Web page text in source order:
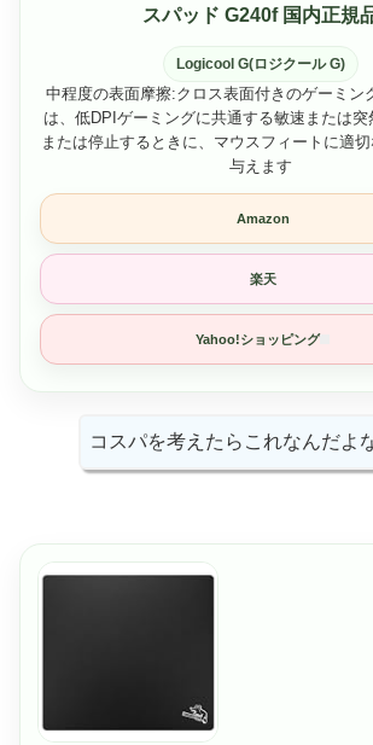
スパッド G240f 国内正規
Logicool G(ロジクール G)
中程度の表面摩擦:クロス表面付きのゲーミン
は、低DPIゲーミングに共通する敏速または
または停止するときに、マウスフィートに適
与えます
Amazon
楽天
Yahoo!ショッピング
コスパを考えたらこれなんだよ